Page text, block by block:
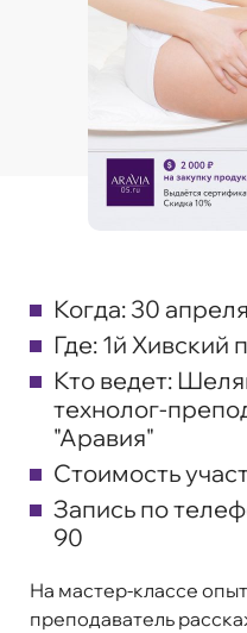
Когда: 30
Где: 1й Хивский
Кто ведет:
технолог-
"Аравия"
Стоимость
Запись по
90
На мастер-классе
преподаватель